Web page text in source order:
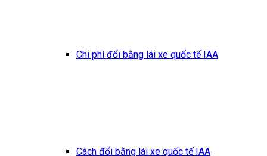
Chi phí đổi bằng lái xe quốc tế IAA
Cách đổi bằng lái xe quốc tế IAA